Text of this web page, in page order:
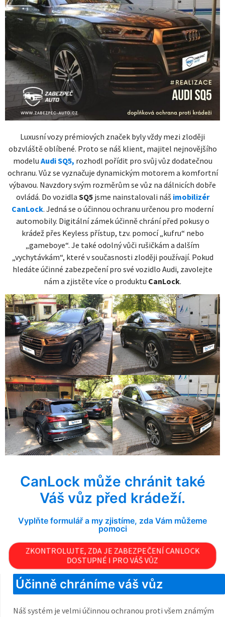
Luxusní vozy prémiových značek byly vždy mezi zloději
obzvláště oblíbené. Proto se náš klient, majitel nejnovějšího
modelu Audi SQ5, rozhodl pořídit pro svůj vůz dodatečnou
ochranu. Vůz se vyznačuje dynamickým motorem a komfortní
výbavou. Navzdory svým rozměrům se vůz na dálnicích dobře
ovládá. Do vozidla SQ5jsme nainstalovali náš imobilizér
CanLock. Jedná se o účinnou ochranu určenou pro moderní
automobily. Digitální zámek účinně chrání před pokusy o
krádež přes Keyless přístup, tzv. pomocí „kufru“ nebo
„gameboye“. Je také odolný vůči rušičkám a dalším
„vychytávkám“, které v současnosti zloději používají. Pokud
hledáte účinné zabezpečení pro své vozidlo Audi, zavolejte
nám a zjistěte více o produktu CanLock.
CanLock může chránit také
Váš vůz před krádeží.
Vyplňte formulář a my zjistíme, zda Vám můžeme
pomoci
ZKONTROLUJTE, ZDA JE ZABEZPEČENÍ CANLOCK
DOSTUPNÉ I PRO VÁŠ VŮZ
Účinně chráníme váš vůz
Náš systém je velmi účinnou ochranou proti všem známým